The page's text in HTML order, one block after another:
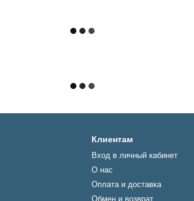
Клиентам
Вход в личный кабинет
О нас
Оплата и доставка
Обмен и возврат